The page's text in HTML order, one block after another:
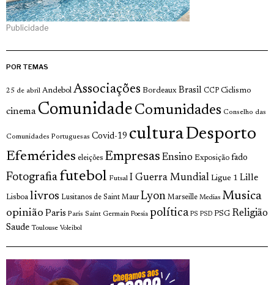
Publicidade
POR TEMAS
25 de abril Andebol Associações Bordeaux Brasil CCP Ciclismo
cinema Comunidade Comunidades Conselho das
Comunidades Portuguesas Covid-19 culturaDesporto
Efemérides eleições Empresas Ensino Exposição fado
Fotografia futebol Futsal I Guerra Mundial Ligue 1 Lille
Lisboa livros Lusitanos de Saint Maur Lyon Marseille Medias Musica
opinião Paris Paris Saint Germain Poesia política PS PSD PSG Religião
Saude Toulouse Voleibol